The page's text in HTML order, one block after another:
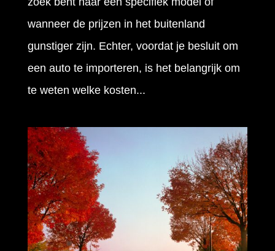
wanneer de prijzen in het buitenland
gunstiger zijn. Echter, voordat je besluit om
een auto te importeren, is het belangrijk om
te weten welke kosten...